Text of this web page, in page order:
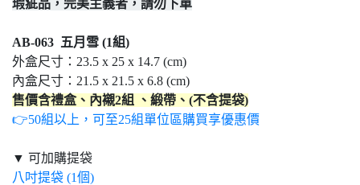
瑕疵品，完美主義者，請勿下單
AB-063 五月雪 (1組)
外盒尺寸：23.5 x 25 x 14.7 (cm)
內盒尺寸：21.5 x 21.5 x 6.8 (cm)
售價含禮盒、內襯2組 、緞帶、(不含提袋)
👉50組以上，可至25組單位區購買享優惠價
▼ 可加購提袋
八吋提袋 (1個)